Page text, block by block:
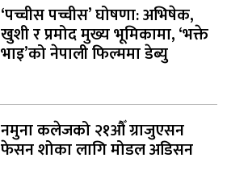
‘पच्चीस पच्चीस’ घोषणा: अभिषेक,
खुशी र प्रमोद मुख्य भूमिकामा, ‘भक्ते
भाइ’को नेपाली फिल्ममा डेब्यु
नमुना कलेजको २१औँ ग्राजुएसन
फेसन शोका लागि मोडल अडिसन